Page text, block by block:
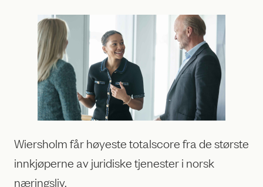
Wiersholm får høyeste totalscore fra de største
innkjøperne av juridiske tjenester i norsk
næringsliv.